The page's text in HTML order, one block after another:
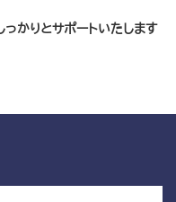
かりとサポートいたします